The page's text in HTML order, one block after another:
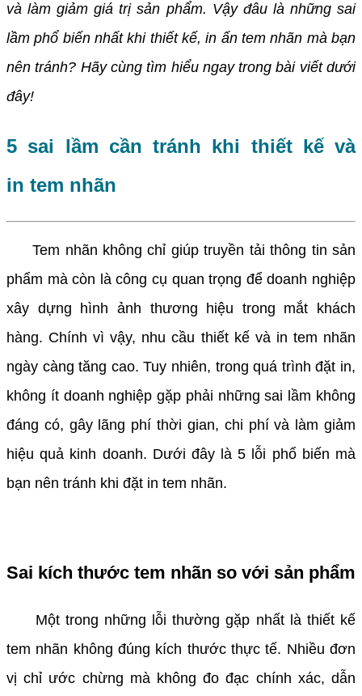
và làm giảm giá trị sản phẩm. Vậy đâu là những sai
lầm phổ biến nhất khi thiết kế, in ấn tem nhãn mà bạn
nên tránh? Hãy cùng tìm hiểu ngay trong bài viết dưới
đây!
5 sai lầm cần tránh khi thiết kế và
in tem nhãn
Tem nhãn không chỉ giúp truyền tải thông tin sản
phẩm mà còn là công cụ quan trọng để doanh nghiệp
xây dựng hình ảnh thương hiệu trong mắt khách
hàng. Chính vì vậy, nhu cầu thiết kế và in tem nhãn
ngày càng tăng cao. Tuy nhiên, trong quá trình đặt in,
không ít doanh nghiệp gặp phải những sai lầm không
đáng có, gây lãng phí thời gian, chi phí và làm giảm
hiệu quả kinh doanh. Dưới đây là 5 lỗi phổ biến mà
bạn nên tránh khi đặt in tem nhãn.
Sai kích thước tem nhãn so với sản phẩm
Một trong những lỗi thường gặp nhất là thiết kế
tem nhãn không đúng kích thước thực tế. Nhiều đơn
vị chỉ ước chừng mà không đo đạc chính xác, dẫn